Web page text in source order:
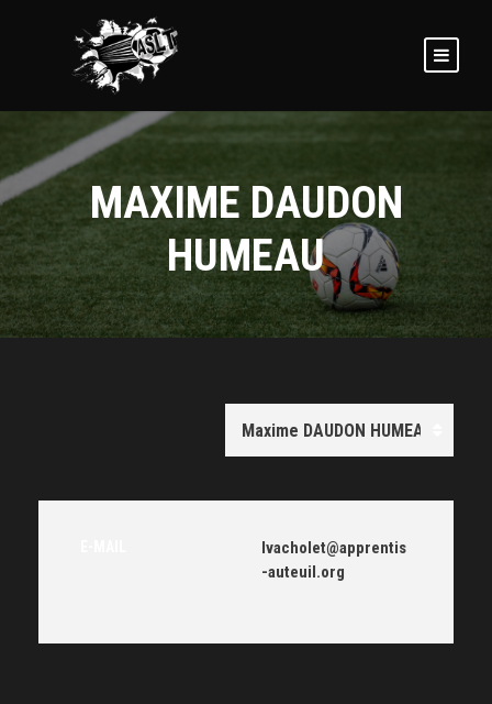
MAXIME DAUDON
HUMEAU
lvacholet@apprentis
-auteuil.org